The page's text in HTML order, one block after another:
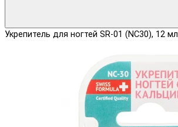
Укрепитель для ногтей SR-01 (NC30), 12 мл